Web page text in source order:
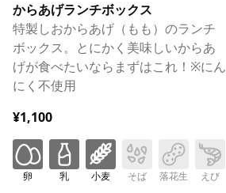
からあげランチボックス
特製しおからあげ（もも）のランチ
ボックス。とにかく美味しいからあ
げが食べたいならまずはこれ！※にん
にく不使用
¥1,100
卵 乳 小麦 そば 落花生 えび